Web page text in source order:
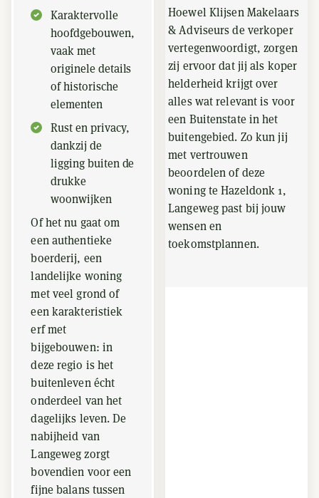
Karaktervolle
hoofdgebouwen,
vaak met
originele details
of historische
elementen
Rust en privacy,
dankzij de
ligging buiten de
drukke
woonwijken
Of het nu gaat om
een authentieke
boerderij, een
landelijke woning
met veel grond of
een karakteristiek
erf met
bijgebouwen: in
deze regio is het
buitenleven écht
onderdeel van het
dagelijks leven. De
nabijheid van
Langeweg zorgt
bovendien voor een
fijne balans tussen
Hoewel Klijsen Makelaars
& Adviseurs de verkoper
vertegenwoordigt, zorgen
zij ervoor dat jij als koper
helderheid krijgt over
alles wat relevant is voor
een Buitenstate in het
buitengebied. Zo kun jij
met vertrouwen
beoordelen of deze
woning te Hazeldonk 1,
Langeweg past bij jouw
wensen en
toekomstplannen.